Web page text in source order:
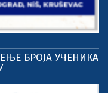
БРОЈА УЧЕНИКА